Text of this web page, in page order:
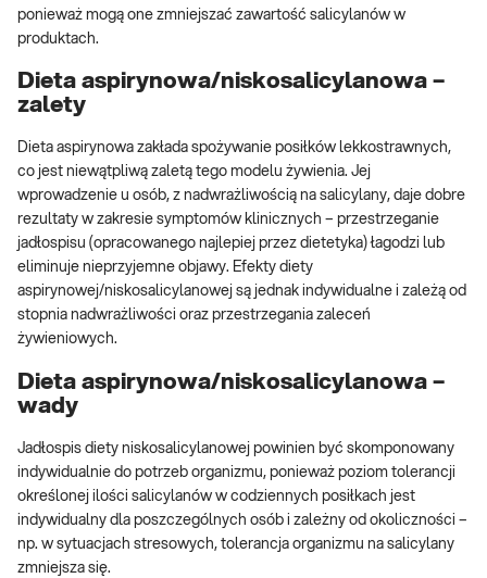
ponieważ mogą one zmniejszać zawartość salicylanów w
produktach.
Dieta aspirynowa/niskosalicylanowa –
zalety
Dieta aspirynowa zakłada spożywanie posiłków lekkostrawnych,
co jest niewątpliwą zaletą tego modelu żywienia. Jej
wprowadzenie u osób, z nadwrażliwością na salicylany, daje dobre
rezultaty w zakresie symptomów klinicznych – przestrzeganie
jadłospisu (opracowanego najlepiej przez dietetyka) łagodzi lub
eliminuje nieprzyjemne objawy. Efekty diety
aspirynowej/niskosalicylanowej są jednak indywidualne i zależą od
stopnia nadwrażliwości oraz przestrzegania zaleceń
żywieniowych.
Dieta aspirynowa/niskosalicylanowa –
wady
Jadłospis diety niskosalicylanowej powinien być skomponowany
indywidualnie do potrzeb organizmu, ponieważ poziom tolerancji
określonej ilości salicylanów w codziennych posiłkach jest
indywidualny dla poszczególnych osób i zależny od okoliczności –
np. w sytuacjach stresowych, tolerancja organizmu na salicylany
zmniejsza się.